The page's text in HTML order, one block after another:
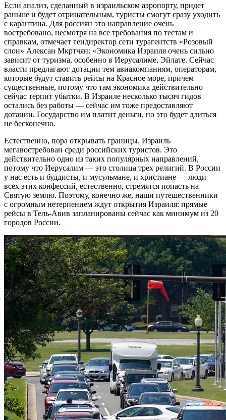
Если анализ, сделанный в израильском аэропорту, придет
раньше и будет отрицательным, туристы смогут сразу уходить
с карантина. Для россиян это направление очень
востребовано, несмотря на все требования по тестам и
справкам, отмечает гендиректор сети турагентств «Розовый
слон» Алексан Мкртчян: «Экономика Израиля очень сильно
зависит от туризма, особенно в Иерусалиме, Эйлате. Сейчас
власти предлагают дотации тем авиакомпаниям, операторам,
которые будут ставить рейсы на Красное море, причем
существенные, потому что там экономика действительно
сейчас терпит убытки. В Израиле несколько тысяч гидов
остались без работы — сейчас им тоже предоставляют
дотации. Государство им платит деньги, но это будет длиться
не бесконечно.
Естественно, пора открывать границы. Израиль
мегавостребован среди российских туристов. Это
действительно одно из таких популярных направлений,
потому что Иерусалим — это столица трех религий. В России
у нас есть и буддисты, и мусульмане, и христиане — люди
всех этих конфессий, естественно, стремятся попасть на
Святую землю. Поэтому, конечно же, наши путешественники
с огромным нетерпением ждут открытия Израиля: прямые
рейсы в Тель-Авив запланированы сейчас как минимум из 20
городов России.